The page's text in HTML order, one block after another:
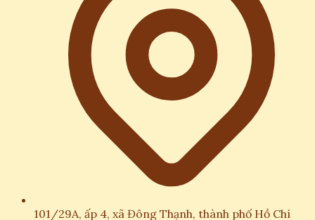
101/29A, ấp 4, xã Đông Thạnh, thành phố Hồ Chí